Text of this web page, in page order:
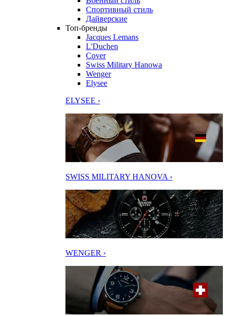
Спортивный стиль
Дайверские
Топ-бренды
Jacques Lemans
L'Duchen
Cover
Swiss Military Hanowa
Wenger
Elysee
ELYSEE ›
SWISS MILITARY HANOVA ›
WENGER ›